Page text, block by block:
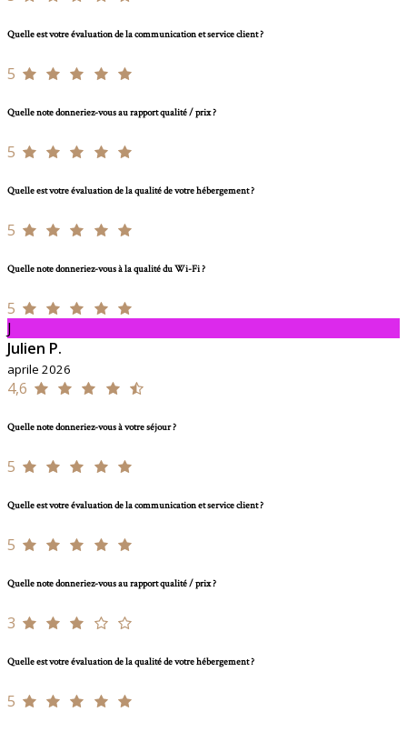
Quelle est votre évaluation de la communication et service client ?
5
Quelle note donneriez-vous au rapport qualité / prix ?
5
Quelle est votre évaluation de la qualité de votre hébergement ?
5
Quelle note donneriez-vous à la qualité du Wi-Fi ?
5
J
Julien P.
aprile 2026
4,6
Quelle note donneriez-vous à votre séjour ?
5
Quelle est votre évaluation de la communication et service client ?
5
Quelle note donneriez-vous au rapport qualité / prix ?
3
Quelle est votre évaluation de la qualité de votre hébergement ?
5